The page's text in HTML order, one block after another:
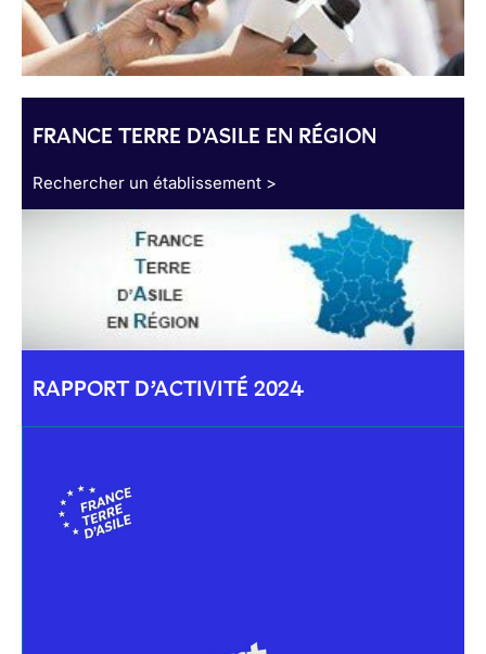
FRANCE TERRE D'ASILE EN RÉGION
Rechercher un établissement >
RAPPORT D’ACTIVITÉ 2024